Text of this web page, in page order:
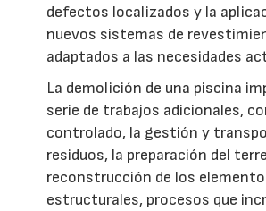
defectos localizados y la
nuevos sistemas de
adaptados a las necesidades
La demolición de una piscina
serie de trabajos adicionales,
controlado, la gestión y
residuos, la preparación del
reconstrucción de los
estructurales, procesos que